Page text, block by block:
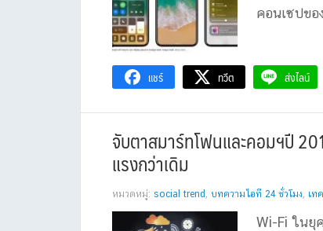
คอนเซปขอ
แชร์ ทวีต ส่งไลน์
จับตาสมาร์ทโฟนและคอมฯปี
แรงกว่าเดิม
หมวดหมู่: social trend , บทความไอที 24 ชั่วโมง, เท
Wi-Fi ในยุ